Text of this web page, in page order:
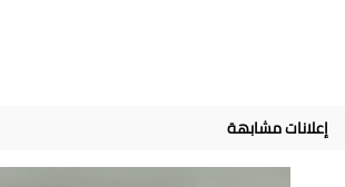
إعلانات مشابهة